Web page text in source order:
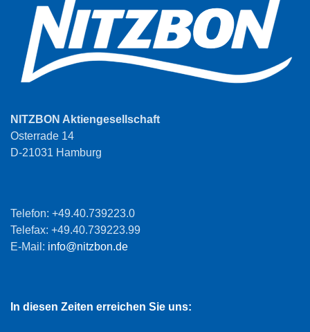
NITZBON Aktiengesellschaft
Osterrade 14
D-21031 Hamburg
Telefon: +49.40.739223.0
Telefax: +49.40.739223.99
E-Mail: info@nitzbon.de
In diesen Zeiten erreichen Sie uns: